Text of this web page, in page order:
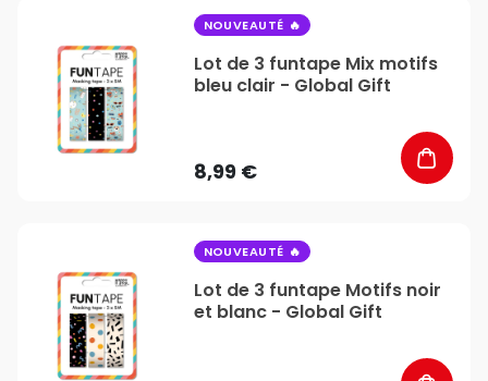
NOUVEAUTÉ
Lot de 3 funtape Mix motifs
bleu clair - Global Gift
8,99 €
NOUVEAUTÉ
Lot de 3 funtape Motifs noir
et blanc - Global Gift